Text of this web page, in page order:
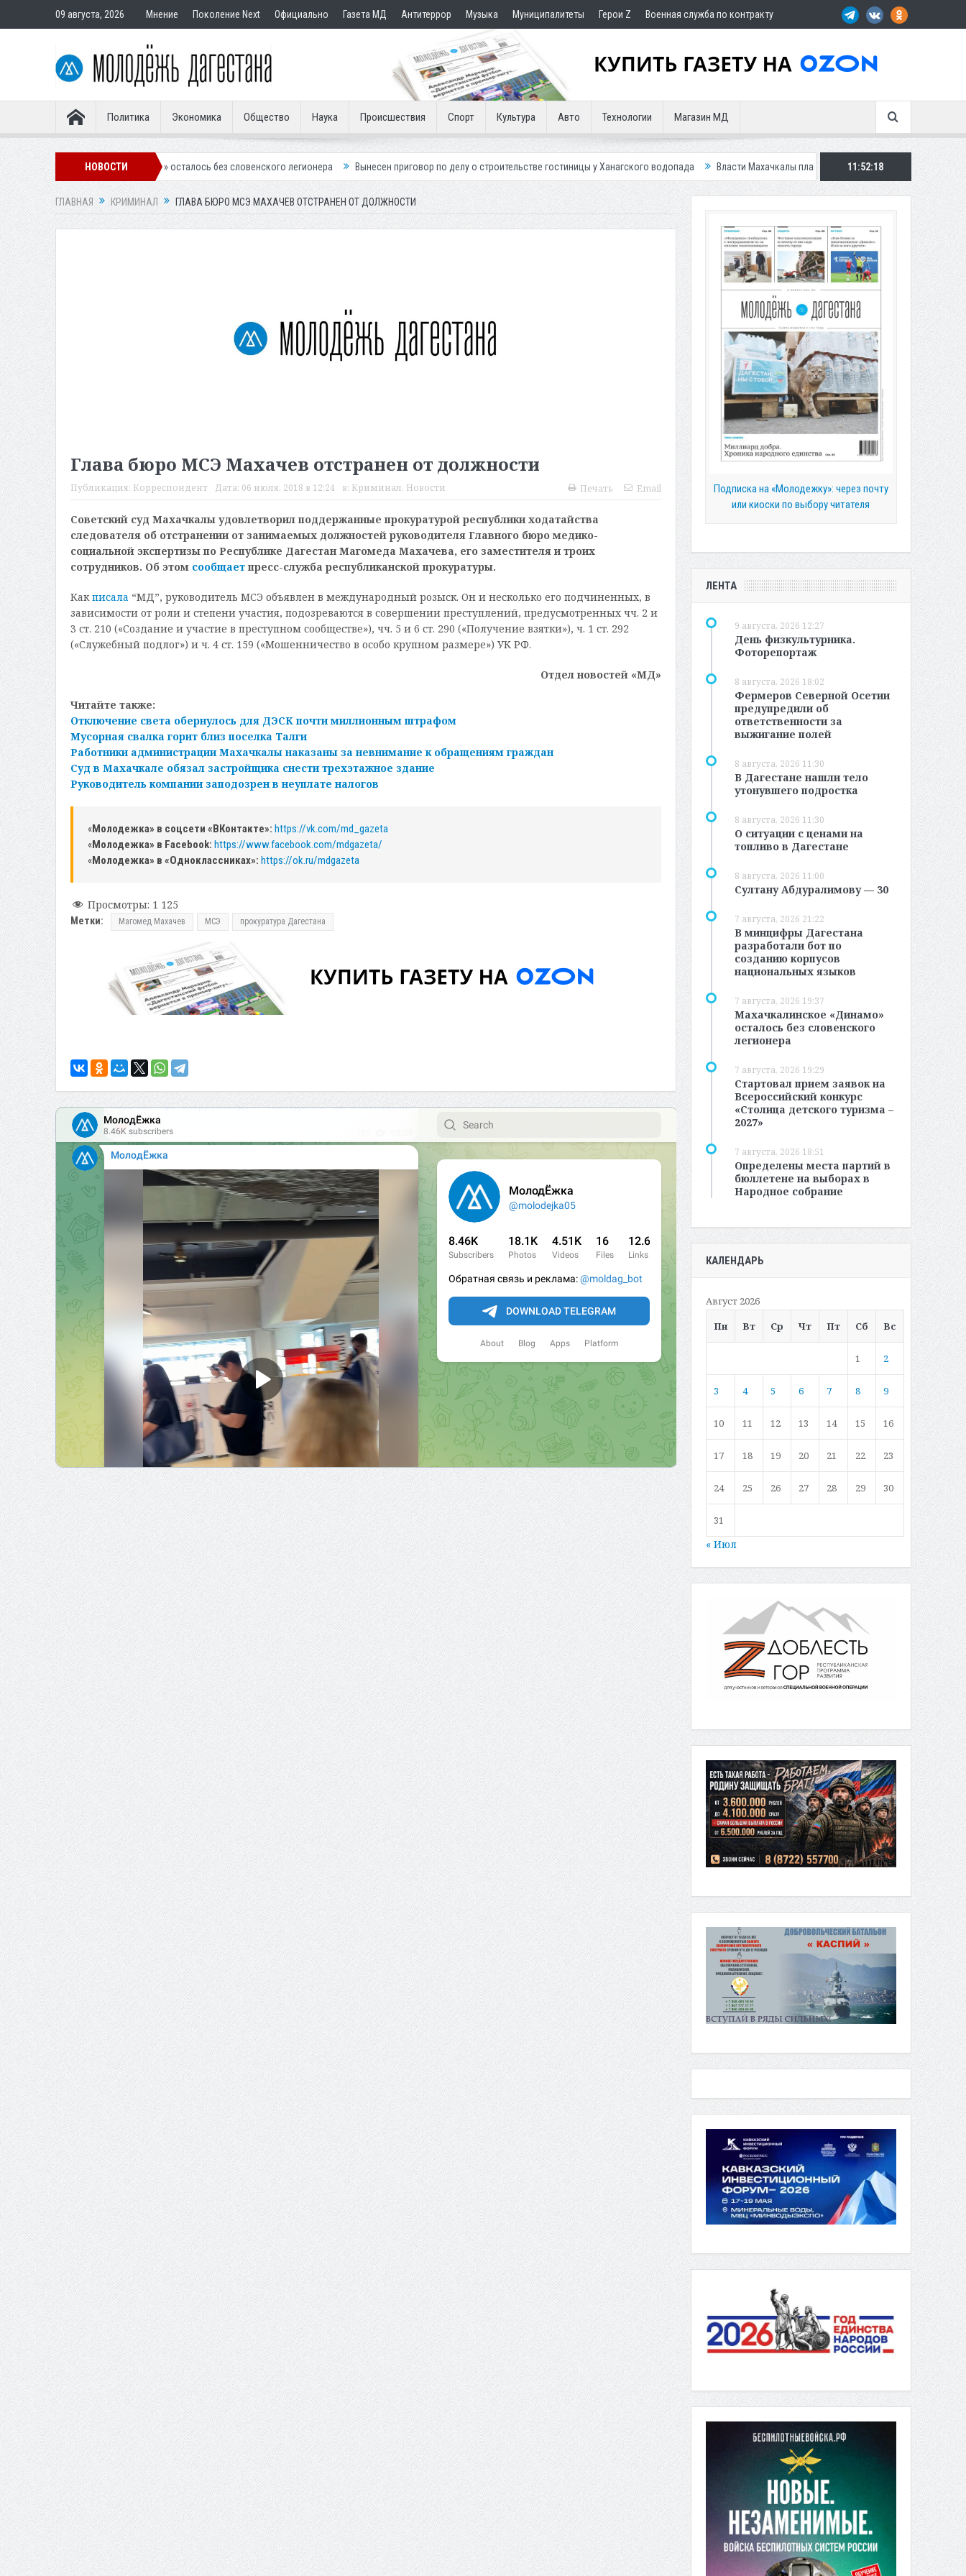
09 августа, 2026 Мнение Поколение Next Официально Газета МД Антитеррор Музыка Муниципалитеты Герои Z Военная служба по контракту
Политика Экономика Общество Наука Происшествия Спорт Культура Авто Технологии Магазин МД
НОВОСТИ
«Динамо» осталось без словенского легионера Вынесен приговор по делу о строительстве гостиницы у Ханагского водопада Власти Махачкалы планирует внедрить новую систему для улучшения
11:52:20
ГЛАВНАЯ КРИМИНАЛ ГЛАВА БЮРО МСЭ МАХАЧЕВ ОТСТРАНЕН ОТ ДОЛЖНОСТИ
Глава бюро МСЭ Махачев отстранен от должности
Публикация: Корреспондент Дата: 06 июля, 2018 в 12:24 в: Криминал, Новости Печать Email
Советский суд Махачкалы удовлетворил поддержанные прокуратурой республики ходатайства
следователя об отстранении от занимаемых должностей руководителя Главного бюро медико-
социальной экспертизы по Республике Дагестан Магомеда Махачева, его заместителя и троих
сотрудников. Об этом сообщаетпресс-служба республиканской прокуратуры.
Как писала “МД”, руководитель МСЭ объявлен в международный розыск. Он и несколько его подчиненных, в
зависимости от роли и степени участия, подозреваются в совершении преступлений, предусмотренных чч. 2 и
3 ст. 210 («Создание и участие в преступном сообществе»), чч. 5 и 6 ст. 290 («Получение взятки»), ч. 1 ст. 292
(«Служебный подлог») и ч. 4 ст. 159 («Мошенничество в особо крупном размере») УК РФ.
Отдел новостей «МД»
Читайте также:
Отключение света обернулось для ДЭСК почти миллионным штрафом
Мусорная свалка горит близ поселка Талги
Работники администрации Махачкалы наказаны за невнимание к обращениям граждан
Суд в Махачкале обязал застройщика снести трехэтажное здание
Руководитель компании заподозрен в неуплате налогов
«Молодежка» в соцсети «ВКонтакте»: https://vk.com/md_gazeta
«Молодежка» в Facebook: https://www.facebook.com/mdgazeta/
«Молодежка» в «Одноклассниках»: https://ok.ru/mdgazeta
Просмотры: 1 125
Метки: Магомед Махачев МСЭ прокуратура Дагестана
Подписка на «Молодежку»: через почту
или киоски по выбору читателя
ЛЕНТА
9 августа, 2026 12:27
День физкультурника.
Фоторепортаж
8 августа, 2026 18:02
Фермеров Северной Осетии
предупредили об
ответственности за
выжигание полей
8 августа, 2026 11:30
В Дагестане нашли тело
утонувшего подростка
8 августа, 2026 11:30
О ситуации с ценами на
топливо в Дагестане
8 августа, 2026 11:00
Султану Абдуралимову — 30
7 августа, 2026 21:22
В минцифры Дагестана
разработали бот по
созданию корпусов
национальных языков
7 августа, 2026 19:37
Махачкалинское «Динамо»
осталось без словенского
легионера
7 августа, 2026 19:29
Стартовал прием заявок на
Всероссийский конкурс
«Столица детского туризма –
2027»
7 августа, 2026 18:51
Определены места партий в
бюллетене на выборах в
Народное собрание
КАЛЕНДАРЬ
Август 2026
Пн
Вт Ср Чт Пт Сб Вс
1 2
3 4 5 6 7 8 9
10 11 12 13 14 15 16
17 18 19 20 21 22 23
24 25 26 27 28 29 30
31
« Июл